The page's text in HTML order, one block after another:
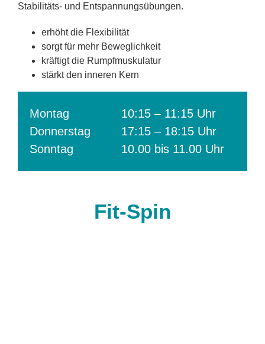
Stabilitäts- und Entspannungsübungen.
erhöht die Flexibilität
sorgt für mehr Beweglichkeit
kräftigt die Rumpfmuskulatur
stärkt den inneren Kern
Montag
Donnerstag
Sonntag
10:15 – 11:15 Uhr
17:15 – 18:15 Uhr
10.00 bis 11.00 Uhr
Fit-Spin